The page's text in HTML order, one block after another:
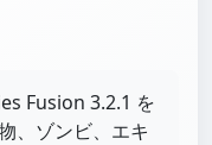
Fusion 3.2.1 を
、ゾンビ、エキ